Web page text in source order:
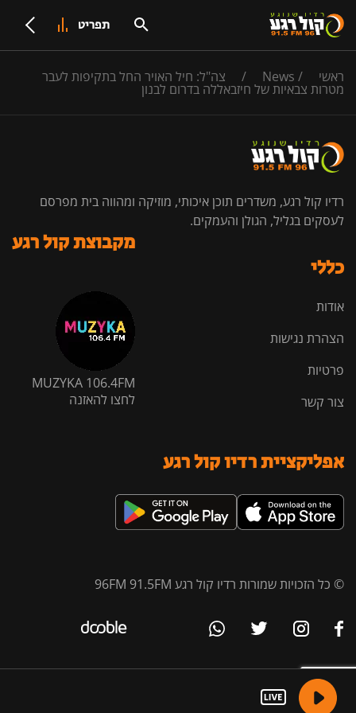
תפריט
ראשי /
News
/ צה"ל: חיל האויר החל בתקיפות לעבר
מטרות צבאיות של חיזבאללה בדרום לבנון
רדיו קול רגע, משדרים תוכן איכותי, מוזיקה ומהווה בית מפרסם
לעסקים בגליל, הגולן והעמקים.
כללי
אודות
הצהרת נגישות
פרטיות
צור קשר
מקבוצת קול רגע
MUZYKA 106.4FM
לחצו להאזנה
אפליקציית רדיו קול רגע
© כל הזכויות שמורות רדיו קול רגע 96FM 91.5FM